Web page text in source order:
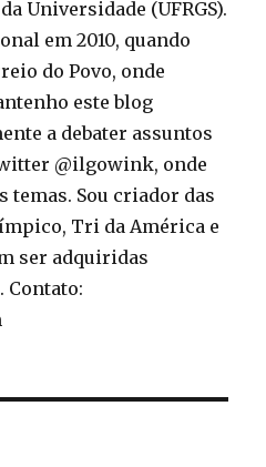
Universidade (UFRGS).
em 2010, quando
do Povo, onde
este blog
a debater assuntos
@ilgowink, onde
temas. Sou criador das
Tri da América e
ser adquiridas
Contato: